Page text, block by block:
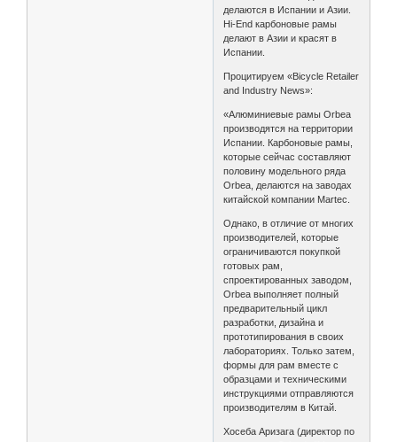
делаются в Испании и Азии.
Hi-End карбоновые рамы
делают в Азии и красят в
Испании.
Процитируем «Bicycle Retailer
and Industry News»:
«Алюминиевые рамы Orbea
производятся на территории
Испании. Карбоновые рамы,
которые сейчас составляют
половину модельного ряда
Orbea, делаются на заводах
китайской компании Martec.
Однако, в отличие от многих
производителей, которые
ограничиваются покупкой
готовых рам,
спроектированных заводом,
Orbea выполняет полный
предварительный цикл
разработки, дизайна и
прототипирования в своих
лабораториях. Только затем,
формы для рам вместе с
образцами и техническими
инструкциями отправляются
производителям в Китай.
Хосеба Аризага (директор по